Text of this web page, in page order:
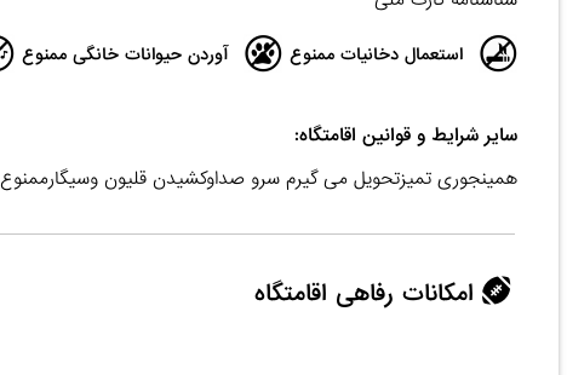
استعمال دخانیات ممنوع آوردن حیوانات خانگی ممنوع
سایر شرایط و قوانین اقامتگاه:
همینجوری تمیزتحویل می گیرم سرو صداوکشیدن قلیون وسیگارممنوع
امکانات رفاهی اقامتگاه